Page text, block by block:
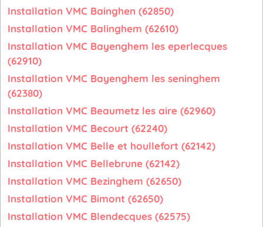
Installation VMC Bainghen (62850)
Installation VMC Balinghem (62610)
Installation VMC Bayenghem les eperlecques
(62910)
Installation VMC Bayenghem les seninghem
(62380)
Installation VMC Beaumetz les aire (62960)
Installation VMC Becourt (62240)
Installation VMC Belle et houllefort (62142)
Installation VMC Bellebrune (62142)
Installation VMC Bezinghem (62650)
Installation VMC Bimont (62650)
Installation VMC Blendecques (62575)